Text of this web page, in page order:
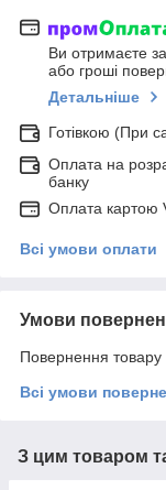
Ви отримаєте
або гроші
Детальніше
Готівкою (При
Оплата на
банку
Оплата картою
Всі умови оплати
Умови
Повернення товару
Всі умови
З цим товаром